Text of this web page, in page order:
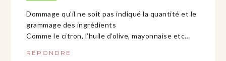
Dommage qu’il ne soit pas indiqué la quantité et le
grammage des ingrédients
Comme le citron, l’huile d’olive, mayonnaise etc…
RÉPONDRE